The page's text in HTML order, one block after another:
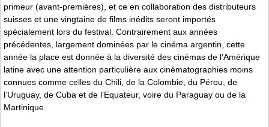
primeur (avant-premières), et ce en collaboration des distributeurs
suisses et une vingtaine de films inédits seront importés
spécialement lors du festival. Contrairement aux années
précédentes, largement dominées par le cinéma argentin, cette
année la place est donnée à la diversité des cinémas de l’Amérique
latine avec une attention particulière aux cinématographies moins
connues comme celles du Chili, de la Colombie, du Pérou, de
l’Uruguay, de Cuba et de l’Equateur, voire du Paraguay ou de la
Martinique.